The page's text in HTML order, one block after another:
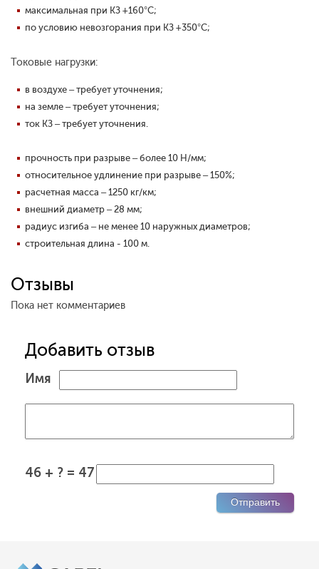
максимальная при КЗ +160°С;
по условию невозгорания при КЗ +350°С;
Токовые нагрузки:
в воздухе – требует уточнения;
на земле – требует уточнения;
ток КЗ – требует уточнения.
прочность при разрыве – более 10 Н/мм;
относительное удлинение при разрыве – 150%;
расчетная масса – 1250 кг/км;
внешний диаметр – 28 мм;
радиус изгиба – не менее 10 наружных диаметров;
строительная длина - 100 м.
Отзывы
Пока нет комментариев
Добавить отзыв
Имя
46 + ? = 47